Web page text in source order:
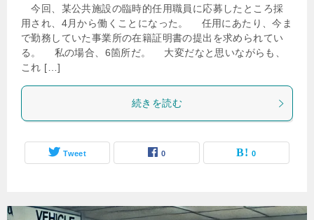
今回、某公共施設の臨時的任用職員に応募したところ採
用され、4月から働くことになった。 任用にあたり、今ま
で勤務していた事業所の在籍証明書の提出を求められてい
る。 私の場合、6箇所だ。 大変だなと思いながらも、
これ […]
続きを読む
Tweet 0 0